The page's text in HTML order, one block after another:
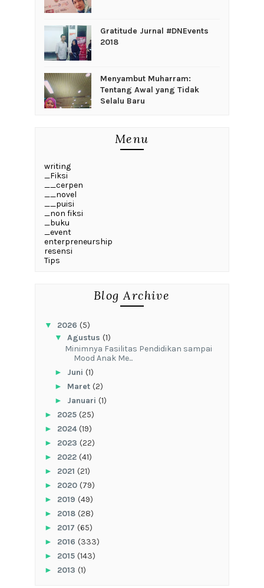
Gratitude Jurnal #DNEvents
2018
Menyambut Muharram:
Tentang Awal yang Tidak
Selalu Baru
Menu
writing
_Fiksi
__cerpen
__novel
__puisi
_non fiksi
_buku
_event
enterpreneurship
resensi
Tips
Blog Archive
▼ 2026 (5)
▼ Agustus (1)
‎Minimnya Fasilitas Pendidikan sampai
Mood Anak Me...
► Juni (1)
► Maret (2)
► Januari (1)
► 2025 (25)
► 2024(19)
► 2023 (22)
► 2022 (41)
► 2021 (21)
► 2020 (79)
► 2019 (49)
► 2018 (28)
► 2017 (65)
► 2016 (333)
► 2015 (143)
► 2013 (1)